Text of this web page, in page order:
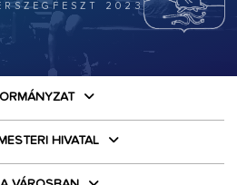
2023
HIVATAL